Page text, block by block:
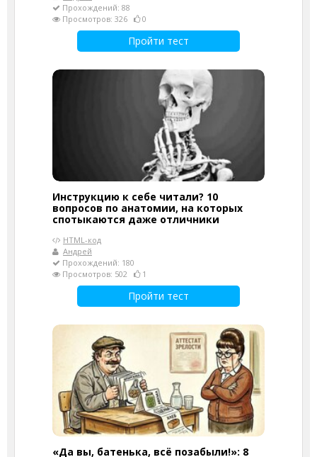
Прохождений: 88
Просмотров: 326
0
Пройти тест
Инструкцию к себе читали? 10
вопросов по анатомии, на которых
спотыкаются даже отличники
HTML-код
Андрей
Прохождений: 180
Просмотров: 502
1
Пройти тест
«Да вы, батенька, всё позабыли!»: 8